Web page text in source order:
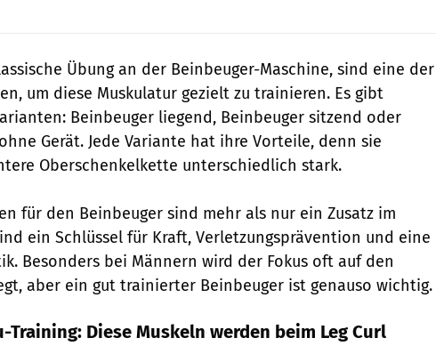
Übung an der Beinbeuger-Maschine, sind eine der
um diese Muskulatur gezielt zu trainieren. Es gibt
Beinbeuger liegend, Beinbeuger sitzend oder
Gerät. Jede Variante hat ihre Vorteile, denn sie
Oberschenkelkette unterschiedlich stark.
für den Beinbeuger sind mehr als nur ein Zusatz im
ein Schlüssel für Kraft, Verletzungsprävention und eine
Besonders bei Männern wird der Fokus oft auf den
aber ein gut trainierter Beinbeuger ist genauso wichtig.
Training: Diese Muskeln werden beim Leg Curl